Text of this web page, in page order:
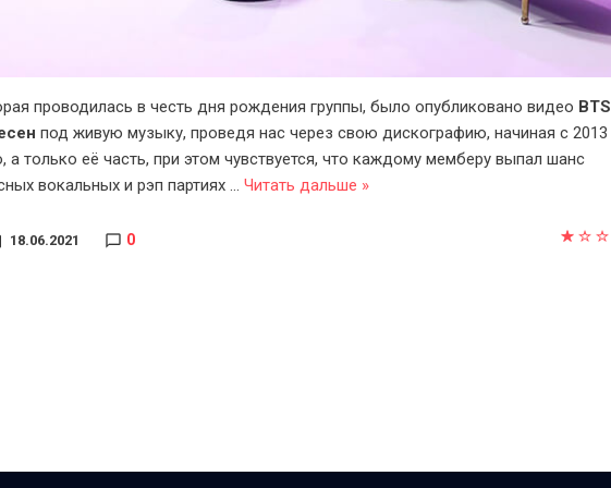
проводилась в честь дня рождения группы, было опубликовано видео BTS
под живую музыку, проведя нас через свою дискографию, начиная с 2013
только её часть, при этом чувствуется, что каждому мемберу выпал шанс
вокальных и рэп партиях ... Читать дальше »
18.06.2021 0